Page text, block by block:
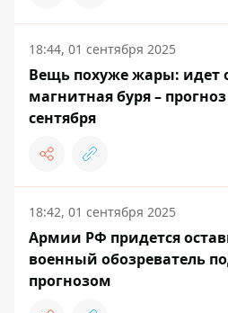
18:44, 01 сентября 2025
Вещь похуже жары: идет
магнитная буря –
сентября
18:42, 01 сентября 2025
Армии РФ придется
военный обозреватель
прогнозом